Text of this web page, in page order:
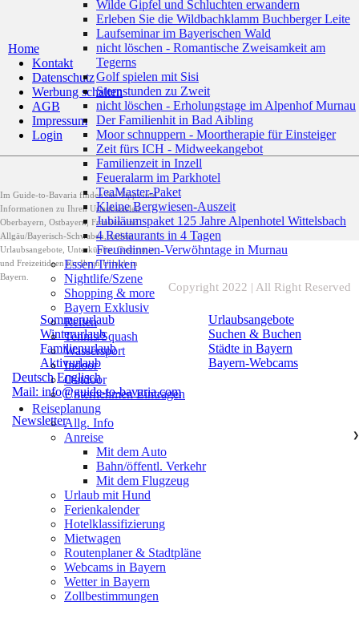
Home
Kontakt
Datenschutz
Werbung schalten
AGB
Impressum
Login
Im Guide-to-Bavaria finden Sie Tipps und
Informationen zu Ihren Urlaubszielen
Oberbayern, Ostbayern, Franken und
Allgäu/Bayerisch-Schwaben, zudem
Urlaubsangebote, Unterkünfte, Gastromie
und Freizeitideen für Ihren Urlaub in
Bayern.
Sommerurlaub
Winterurlaub
Familienurlaub
Aktivurlaub
Urlaubsangebote
Suchen & Buchen
Städte in Bayern
Bayern-Webcams
Deutsch Englisch
Mail: info@guide-to-bavaria.com
Newsletter
Copyright 2022 | All Right Reserved
Wilde Gipfel und Schluchten erwandern
Erleben Sie die Wildbachklamm Buchberger Leite
Laufseminar im Bayerischen Wald
nicht löschen - Romantische Zweisamkeit am
Tegerns
Golf spielen mit Sisi
Sternstunden zu Zweit
nicht löschen - Erholungstage im Alpenhof Murnau
Der Familienhit in Bad Aibling
Moor schnuppern - Moortherapie für Einsteiger
Zeit fürs ICH - Midweekangebot
Familienzeit in Inzell
Feueralarm im Parkhotel
TeaMaster-Paket
Kleine Bergwiesen-Auszeit
Jubiläumspaket 125 Jahre Alpenhotel Wittelsbach
4 Restaurants in 4 Tagen
Freundinnen-Verwöhntage in Murnau
Essen/Trinken
Nightlife/Szene
Shopping & more
Bayern Exklusiv
Reiten
Tennis/Squash
Wassersport
Indoor
Outdoor
Unternehmen Eintragen
Reiseplanung
Allg. Info
Anreise
❯
Mit dem Auto
Bahn/öffentl. Verkehr
Mit dem Flugzeug
Urlaub mit Hund
Ferienkalender
Hotelklassifizierung
Mietwagen
Routenplaner & Stadtpläne
Webcams in Bayern
Wetter in Bayern
Zollbestimmungen